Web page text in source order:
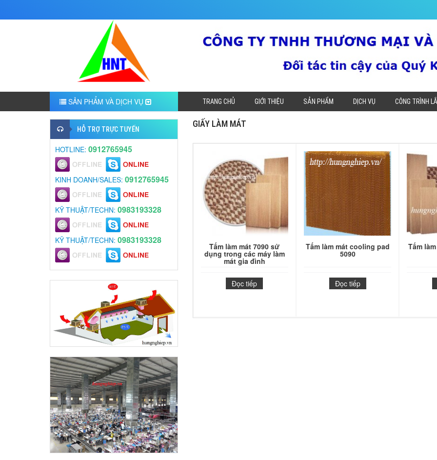
TRANG CHỦ GIỚI THIỆU SẢN PHẨM DỊCH VỤ CÔNG TRÌNH
SẢN PHẨM VÀ DỊCH VỤ
HỖ TRỢ TRỰC TUYẾN
HOTLINE: 0912765945
KINH DOANH/SALES: 0912765945
KỸ THUẬT/TECHN: 0983193328
KỸ THUẬT/TECHN: 0983193328
GIẤY LÀM MÁT
Tấm làm mát 7090 sử
dụng trong các máy làm
mát gia đình
Đọc tiếp
Tấm làm mát cooling pad
5090
Đọc tiếp
Tấm